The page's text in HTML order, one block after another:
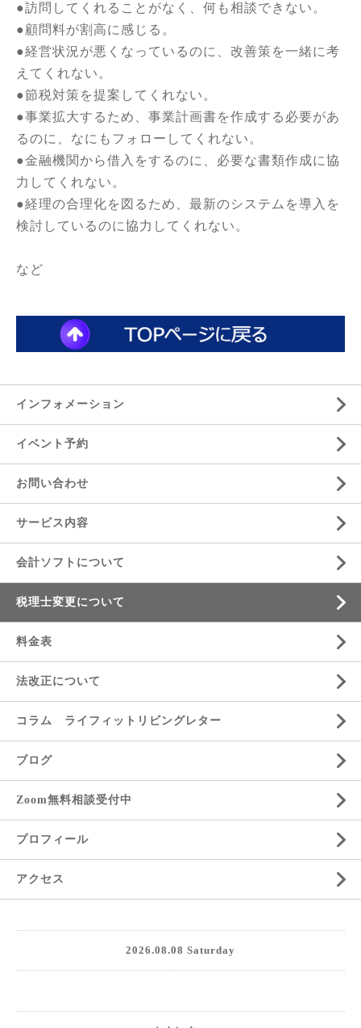
●訪問してくれることがなく、何も相談できない。
●顧問料が割高に感じる。
●経営状況が悪くなっているのに、改善策を一緒に考
えてくれない。
●節税対策を提案してくれない。
●事業拡大するため、事業計画書を作成する必要があ
るのに、なにもフォローしてくれない。
●金融機関から借入をするのに、必要な書類作成に協
力してくれない。
●経理の合理化を図るため、最新のシステムを導入を
検討しているのに協力してくれない。
など
インフォメーション
イベント予約
お問い合わせ
サービス内容
会計ソフトについて
税理士変更について
料金表
法改正について
コラム ライフィットリビングレター
ブログ
Zoom無料相談受付中
プロフィール
アクセス
2026.08.08 Saturday